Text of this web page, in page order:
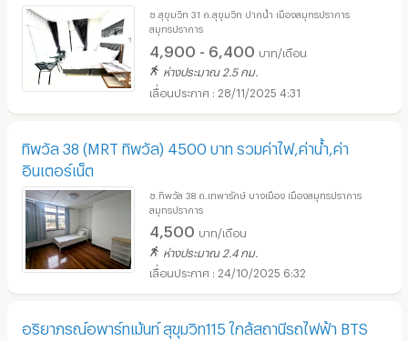
ซ.สุขุมวิท 31 ถ.สุขุมวิท ปากน้ำ เมืองสมุทรปราการ
สมุทรปราการ
4,900 - 6,400 บาท/เดือน
ห่างประมาณ 2.5 กม.
28/11/2025 4:31
ทิพวัล 38 (MRT ทิพวัล) 4500 บาท รวมค่าไฟ,ค่าน้ำ,ค่า
อินเตอร์เน็ต
ซ.ทิพวัล 38 ถ.เทพารักษ์ บางเมือง เมืองสมุทรปราการ
สมุทรปราการ
4,500 บาท/เดือน
ห่างประมาณ 2.4 กม.
24/10/2025 6:32
อริยาภรณ์อพาร์ทเม้นท์ สุขุมวิท115 ใกล้สถานีรถไฟฟ้า BTS